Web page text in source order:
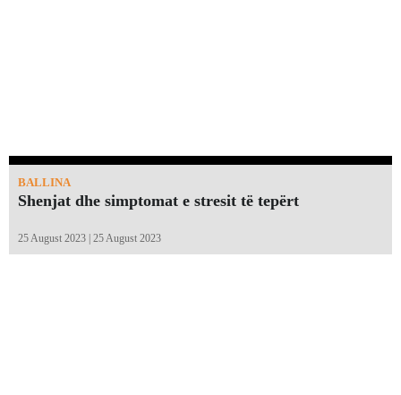
BALLINA
Shenjat dhe simptomat e stresit të tepërt
25 August 2023 | 25 August 2023